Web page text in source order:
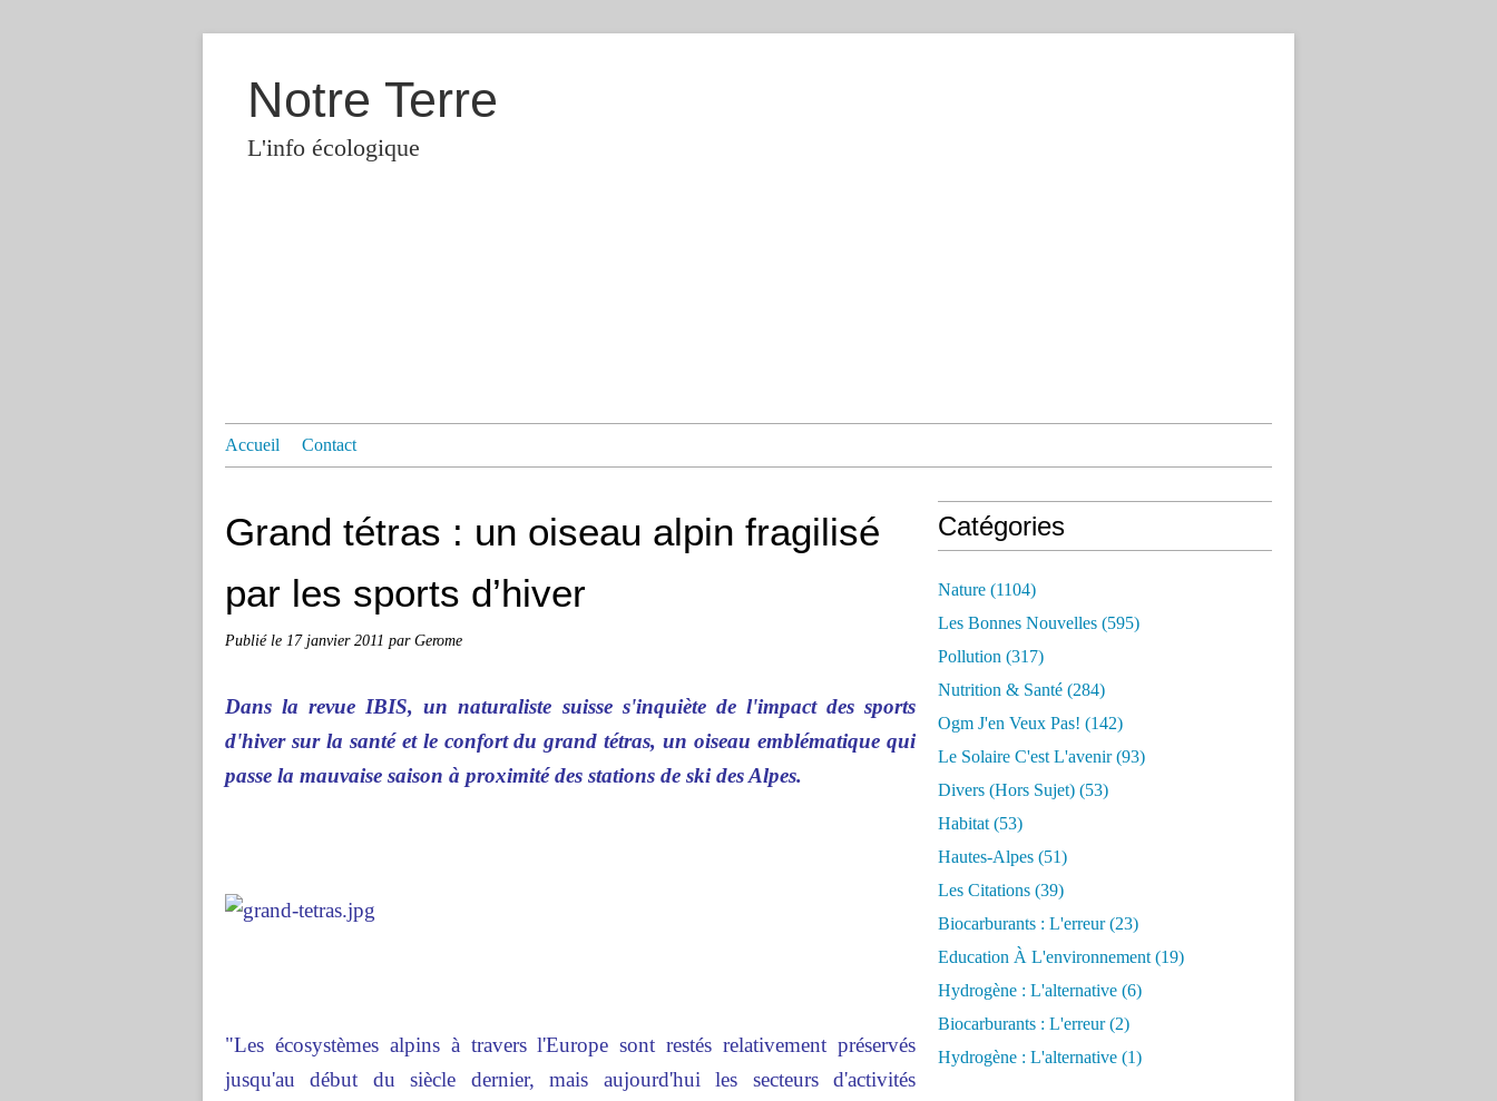
Notre Terre
L'info écologique
Accueil Contact
Grand tétras : un oiseau alpin fragilisé
par les sports d’hiver
Publié le 17 janvier 2011 par Gerome
Dans la revue IBIS, un naturaliste suisse s'inquiète de l'impact des sports
d'hiver sur la santé et le confort du grand tétras, un oiseau emblématique qui
passe la mauvaise saison à proximité des stations de ski des Alpes.
"Les écosystèmes alpins à travers l'Europe sont restés relativement préservés
jusqu'au début du siècle dernier, mais aujourd'hui les secteurs d'activités
Catégories
Nature (1104)
Les Bonnes Nouvelles (595)
Pollution (317)
Nutrition & Santé (284)
Ogm J'en Veux Pas! (142)
Le Solaire C'est L'avenir(93)
Divers (hors Sujet) (53)
Habitat (53)
Hautes-Alpes (51)
Les Citations (39)
Biocarburants : L'erreur(23)
Education À L'environnement (19)
Hydrogène : L'alternative (6)
Biocarburants : L'erreur(2)
Hydrogène : L'alternative (1)